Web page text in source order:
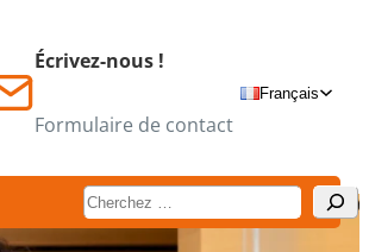
Écrivez-nous !
Formulaire de contact
Français
Suchen